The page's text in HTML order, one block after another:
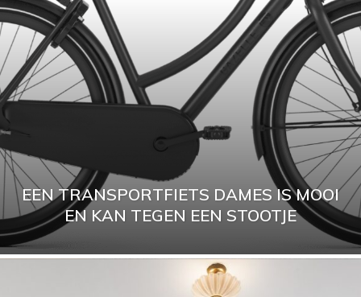
EEN TRANSPORTFIETS DAMES IS MOOI
EN KAN TEGEN EEN STOOTJE